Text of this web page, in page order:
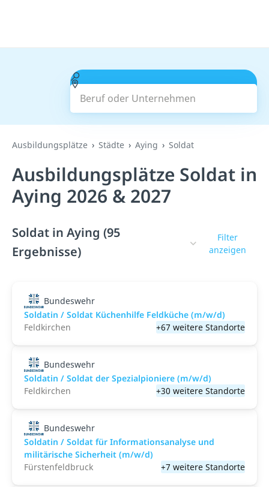
Beruf oder Unternehmen
Suchen
Ausbildungsplätze Städte Aying Soldat
Ausbildungsplätze Soldat in
Aying 2026 & 2027
Soldat in Aying (95
Ergebnisse)
Filter
anzeigen
Bundeswehr
Soldatin / Soldat Küchenhilfe Feldküche (m/w/d)
Feldkirchen
+67 weitere Standorte
Bundeswehr
Soldatin / Soldat der Spezialpioniere (m/w/d)
Feldkirchen
+30 weitere Standorte
Bundeswehr
Soldatin / Soldat für Informationsanalyse und
militärische Sicherheit (m/w/d)
Fürstenfeldbruck
+7 weitere Standorte